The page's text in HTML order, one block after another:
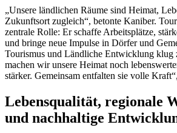
„Unsere ländlichen Räume sind Heimat,
Zukunftsort zugleich“, betonte Kaniber.
zentrale Rolle: Er schaffe Arbeitsplätze,
und bringe neue Impulse in Dörfer und
Tourismus und Ländliche Entwicklung klug
machen wir unsere Heimat noch
stärker. Gemeinsam entfalten sie volle
Lebensqualität, regionale
und nachhaltige